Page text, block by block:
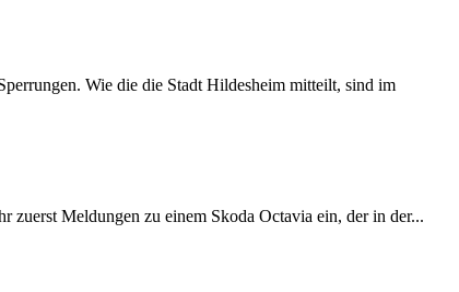
Wie die die Stadt Hildesheim mitteilt, sind im
zuerst Meldungen zu einem Skoda Octavia ein, der in der...